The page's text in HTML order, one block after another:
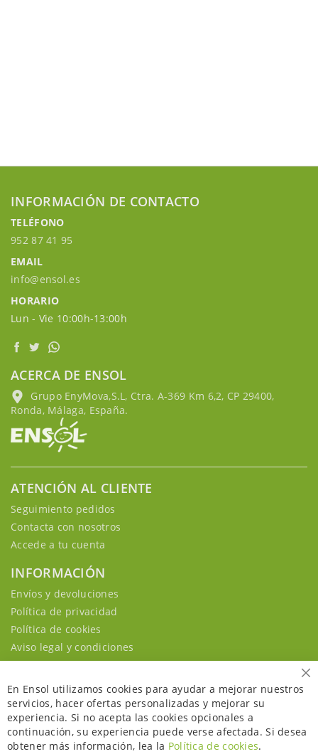
INFORMACIÓN DE CONTACTO
TELÉFONO
952 87 41 95
EMAIL
info@ensol.es
HORARIO
Lun - Vie 10:00h-13:00h
ACERCA DE ENSOL
Grupo EnyMova,S.L, Ctra. A-369 Km 6,2, CP 29400,
Ronda, Málaga, España.
ATENCIÓN AL CLIENTE
Seguimiento pedidos
Contacta con nosotros
Accede a tu cuenta
INFORMACIÓN
Envíos y devoluciones
Política de privacidad
Política de cookies
Aviso legal y condiciones
En Ensol utilizamos cookies para ayudar a mejorar nuestros
servicios, hacer ofertas personalizadas y mejorar su
experiencia. Si no acepta las cookies opcionales a
continuación, su experiencia puede verse afectada. Si desea
obtener más información, lea la Política de cookies.